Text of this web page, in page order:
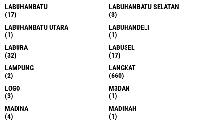
LABUHANBATU
(17)
LABUHANBATU SELATAN
(3)
LABUHANBATU UTARA
(1)
LABUHANDELI
(1)
LABURA
(32)
LABUSEL
(17)
LAMPUNG
(2)
LANGKAT
(660)
LOGO
(3)
M3DAN
(1)
MADINA
(4)
MADINAH
(1)